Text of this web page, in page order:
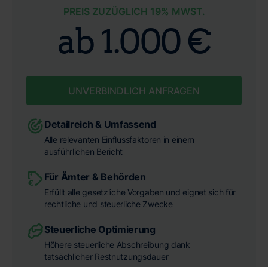
PREIS ZUZÜGLICH 19% MWST.
ab 1.000 €
UNVERBINDLICH ANFRAGEN
Detailreich & Umfassend
Alle relevanten Einflussfaktoren in einem
ausführlichen Bericht
Für Ämter & Behörden
Erfüllt alle gesetzliche Vorgaben und eignet sich für
rechtliche und steuerliche Zwecke
Steuerliche Optimierung
Höhere steuerliche Abschreibung dank
tatsächlicher Restnutzungsdauer